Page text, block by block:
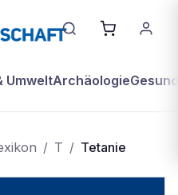
UmweltArchäologie
/ T / Tetanie